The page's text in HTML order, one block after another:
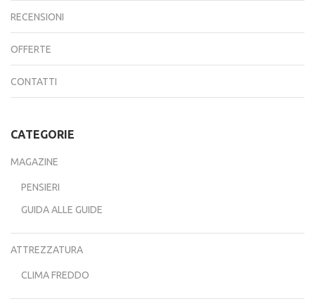
RECENSIONI
OFFERTE
CONTATTI
CATEGORIE
MAGAZINE
PENSIERI
GUIDA ALLE GUIDE
ATTREZZATURA
CLIMA FREDDO